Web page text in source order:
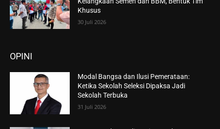
Khusus
30 Juli 2026
OPINI
Modal Bangsa dan Ilusi Pemerataan:
Ketika Sekolah Seleksi Dipaksa Jadi
Sekolah Terbuka
31 Juli 2026